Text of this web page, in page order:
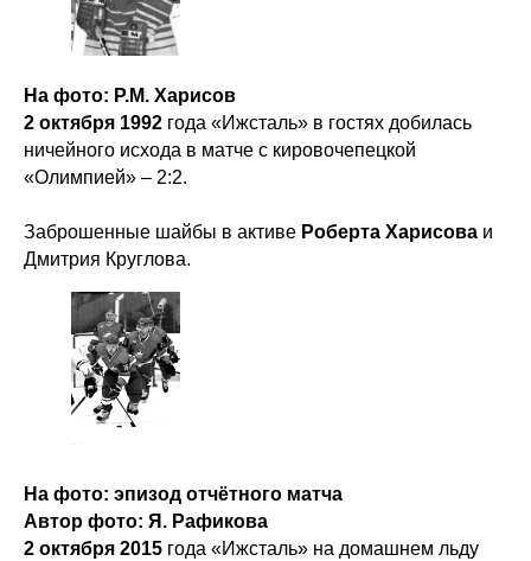
На фото: Р.М. Харисов
2 октября 1992 года «Ижсталь» в гостях добилась
ничейного исхода в матче с кировочепецкой
«Олимпией» – 2:2.
Заброшенные шайбы в активе Роберта Харисова и
Дмитрия Круглова.
На фото: эпизод отчётного матча
Автор фото: Я. Рафикова
2 октября 2015 года «Ижсталь» на домашнем льду